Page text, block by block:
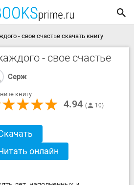
- свое счастье скачать книгу
- свое счастье
Серж
книгу
4.94 10
онлайн